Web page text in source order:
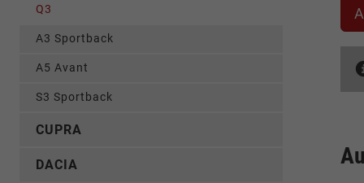
Q3
A3 Sportback
A5 Avant
S3 Sportback
CUPRA
DACIA